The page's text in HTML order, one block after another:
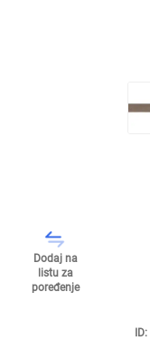
Dodaj na
listu za
poređenje
ID: